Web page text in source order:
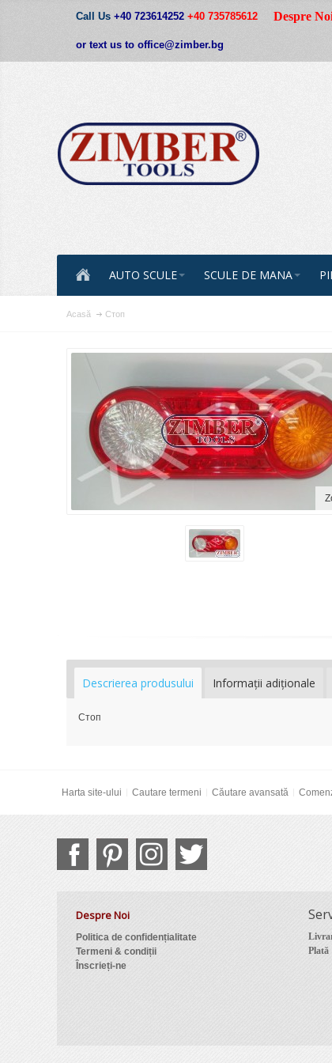
Call Us +40 723614252 +40 735785612
or text us to office@zimber.bg
Despre
AUTO SCULE SCULE DE MANA
Acasă Стоп
Descrierea produsului Informaţii adiţionale
Стоп
Harta site-ului Cautare termeni Căutare avansată
Despre Noi
Politica de confidențialitate
Termeni & condiții
Înscrieți-ne
Plată